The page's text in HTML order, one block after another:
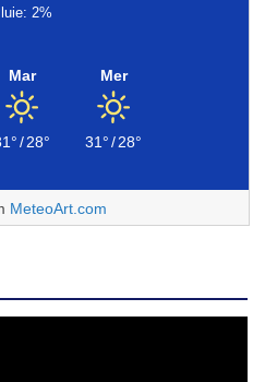
2%
Mar
/28°
Mer
31°/28°
MeteoArt.com